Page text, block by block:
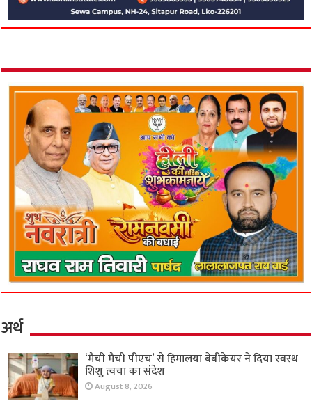
अर्थ
‘मैची मैची पीएच’ से हिमालया बेबीकेयर ने दिया स्वस्थ
शिशु त्वचा का संदेश
August 8, 2026